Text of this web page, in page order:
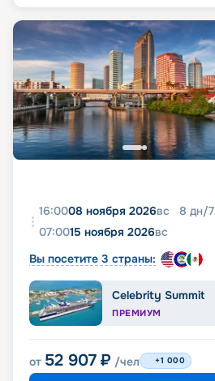
16:0008 ноября 2026вс 8 дн/7
07:0015 ноября 2026вс
Вы посетите 3 страны:
Celebrity Summit
ПРЕМИУМ
от 52 907 ₽ /чел +1 000